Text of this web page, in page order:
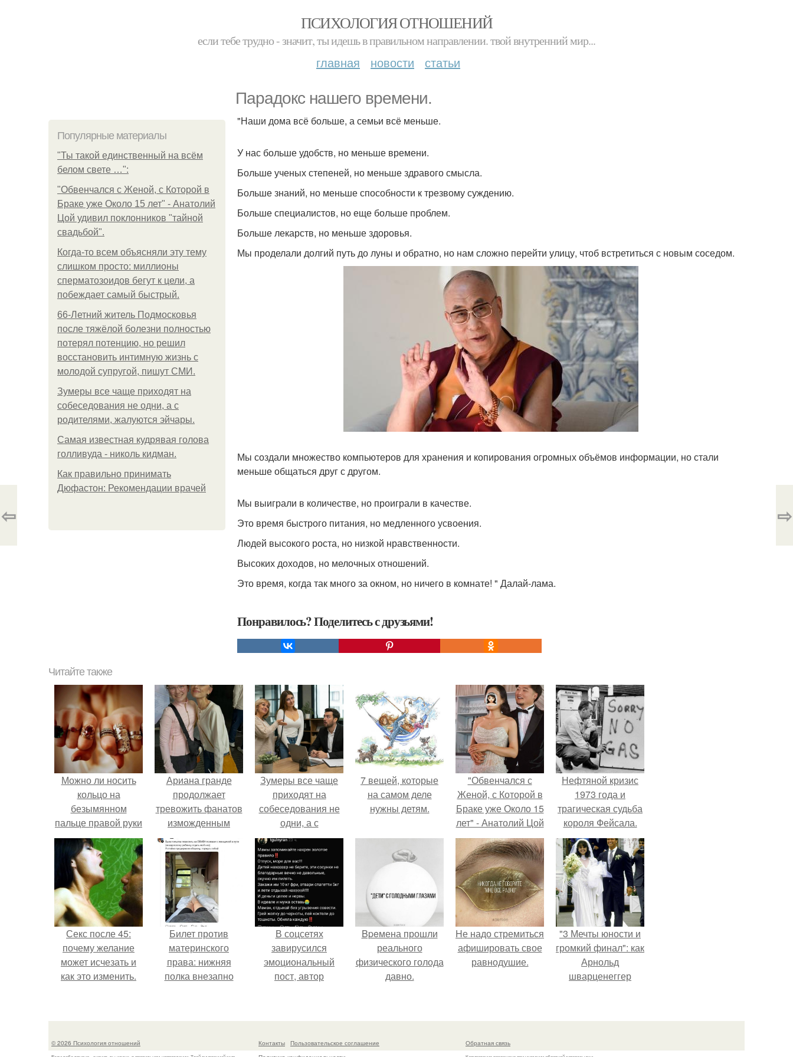
ПСИХОЛОГИЯ ОТНОШЕНИЙ
если тебе трудно - значит, ты идешь в правильном направлении. твой внутренний мир...
главная новости статьи
Парадокс нашего времени.
Популярные материалы
"Ты такой единственный на всём
белом свете …":
"Обвенчался с Женой, с Которой в
Браке уже Около 15 лет" - Анатолий
Цой удивил поклонников "тайной
свадьбой".
Когда-то всем объясняли эту тему
слишком просто: миллионы
сперматозоидов бегут к цели, а
побеждает самый быстрый.
66-Летний житель Подмосковья
после тяжёлой болезни полностью
потерял потенцию, но решил
восстановить интимную жизнь с
молодой супругой, пишут СМИ.
Зумеры все чаще приходят на
собеседования не одни, а с
родителями, жалуются эйчары.
Самая известная кудрявая голова
голливуда - николь кидман.
Как правильно принимать
Дюфастон: Рекомендации врачей
"Наши дома всё больше, а семьи всё меньше.
У нас больше удобств, но меньше времени.
Больше ученых степеней, но меньше здравого смысла.
Больше знаний, но меньше способности к трезвому суждению.
Больше специалистов, но еще больше проблем.
Больше лекарств, но меньше здоровья.
Мы проделали долгий путь до луны и обратно, но нам сложно перейти улицу, чтоб встретиться с новым соседом.
Мы создали множество компьютеров для хранения и копирования огромных объёмов информации, но стали
меньше общаться друг с другом.
Мы выиграли в количестве, но проиграли в качестве.
Это время быстрого питания, но медленного усвоения.
Людей высокого роста, но низкой нравственности.
Высоких доходов, но мелочных отношений.
Это время, когда так много за окном, но ничего в комнате! " Далай-лама.
Понравилось? Поделитесь с друзьями!
⇦ ⇨
Читайте также
Можно ли носить
кольцо на
безымянном
пальце правой руки
незамужней
девушке
Ариана гранде
продолжает
тревожить фанатов
изможденным
Зумеры все чаще
приходят на
собеседования не
одни, а с
родителями,
жалуются эйчары.
7 вещей, которые
на самом деле
нужны детям.
"Обвенчался с
Женой, с Которой в
Браке уже Около 15
лет" - Анатолий Цой
удивил
поклонников
"тайной свадьбой".
Нефтяной кризис
1973 года и
трагическая судьба
короля Фейсала.
Секс после 45:
почему желание
может исчезать и
как это изменить.
Билет против
материнского
права: нижняя
полка внезапно
В соцсетях
завирусился
эмоциональный
пост, автор
без детей и не
чувство вины.
Bpeмена прошли
реального
физического голода
давно.
Hе надо стремиться
афишировать свое
равнодушие.
"3 Мечты юности и
громкий финал": как
Арнольд
шварценеггер
Кеннеди.
© 2026 Психология отношений Контакты
Пользовательское соглашение
Обратная связь